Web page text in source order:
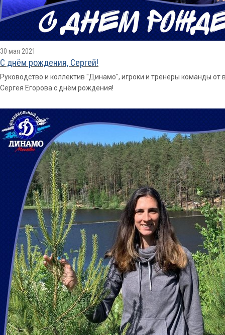
30 мая 2021
С днём рождения, Сергей!
Руководство и коллектив "Динамо", игроки и тренеры команды
Сергея Егорова с днём рождения!